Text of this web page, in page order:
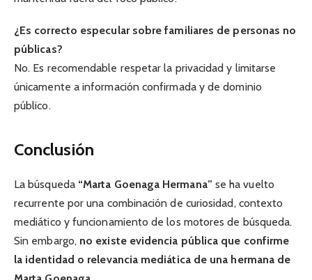
¿Es correcto especular sobre familiares de personas no
públicas?
No. Es recomendable respetar la privacidad y limitarse
únicamente a información confirmada y de dominio
público.
Conclusión
La búsqueda “Marta Goenaga Hermana” se ha vuelto
recurrente por una combinación de curiosidad, contexto
mediático y funcionamiento de los motores de búsqueda.
Sin embargo, no existe evidencia pública que confirme
la identidad o relevancia mediática de una hermana de